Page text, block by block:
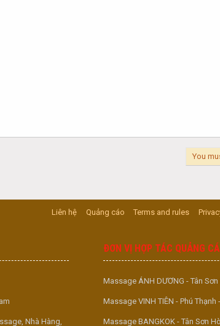
You
Liên hệ Quảng cáo Terms and rules
Nhà Hàng,
ĐƠN VỊ HỢP TÁC QUẢNG
Massage ÁNH DƯƠNG - Tân Sơn
Massage VINH TIÊN - Phú Thạnh
Massage BANGKOK - Tân Sơn